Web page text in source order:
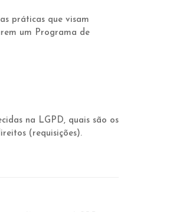
práticas que visam
um Programa de
na LGPD, quais são os
(requisições).